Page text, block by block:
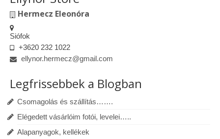
Hermecz Eleonóra
Siófok
+3620 232 1022
ellynor.hermecz@gmail.com
Legfrissebbek a Blogban
Csomagolás és szállítás…….
Elégedett vásárlóim fotói, levelei…..
Alapanyagok, kellékek